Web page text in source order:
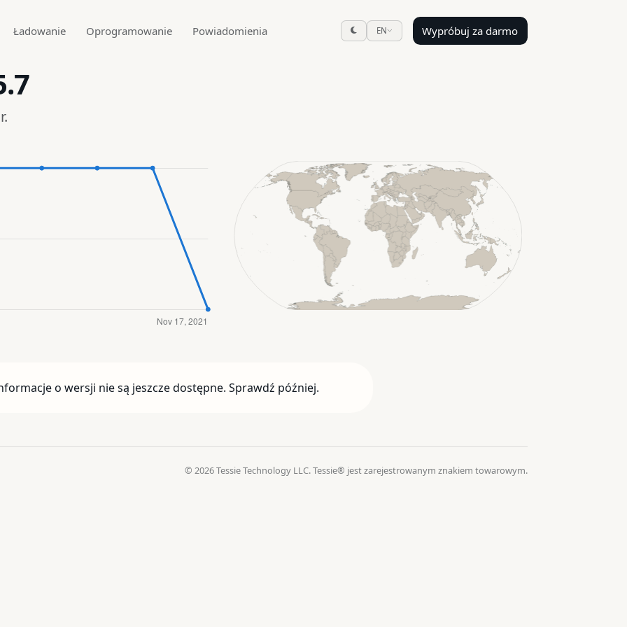
Ładowanie Oprogramowanie Powiadomienia EN Wypróbuj za darmo
o wersji nie są jeszcze dostępne. Sprawdź później.
© 2026 Tessie Technology LLC. Tessie® jest zarejestrowanym znakiem towarowym.